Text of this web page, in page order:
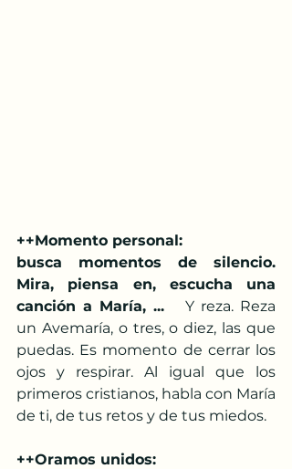
++Momento personal:
busca momentos de silencio.
Mira, piensa en, escucha una
canción a María, ...
  Y reza. Reza
un Avemaría, o tres, o diez, las que
puedas. Es momento de cerrar los
ojos y respirar. Al igual que los
primeros cristianos, habla con María
de ti, de tus retos y de tus miedos.
++Oramos unidos: